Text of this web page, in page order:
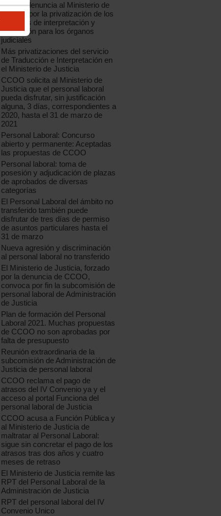
CCOO denuncia al Ministerio de
Justicia por la privatización de los
servicios de interpretación y
traducción para los órganos
judiciales
Más privatizaciones del servicio
de Traducción e Interpretación en
el Ministerio de Justicia
CCOO solicita al Ministerio de
Justicia que el personal laboral
pueda disfrutar, sin justificación
alguna, 3 días, correspondientes a
2020, hasta el 31 de marzo de
2021
Personal Laboral: Concurso
abierto y permanente: Aceptadas
las propuestas de CCOO
Personal laboral: toma de
posesión y adjudicación de plazas
de aprobados de diversas
categorías
El Personal Laboral del ámbito no
transferido también puede
disfrutar de tres días de permiso
de asuntos particulares hasta el
31 de marzo
Nueva agresión y discriminación
al personal laboral no transferido
El Ministerio de Justicia, forzado
por la denuncia de CCOO,
convoca por fin la subcomisión de
personal laboral de Administración
de Justicia
Plan de formación del Personal
Laboral 2021. Muchas propuestas
de CCOO no son aprobadas por
falta de presupuesto
Reunión extraordinaria de la
subcomisión de Administración de
Justicia de personal laboral
CCOO reclama el pago de
atrasos del IV Convenio ya y el
acceso al portal Funciona del
personal laboral de Justicia
CCOO acusa a Función Pública y
al Ministerio de Justicia de
maltratar al Personal Laboral:
sigue sin concretar el pago de los
atrasos tras dos años y cuatro
meses de retraso
El Ministerio de Justicia remite las
RPT del Personal Laboral de la
Administración de Justicia
RPT del personal laboral del IV
Convenio Unico